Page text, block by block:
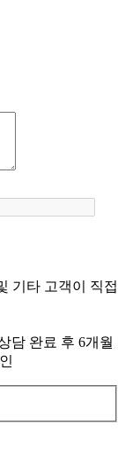
기타 고객이 직접
담 완료 후 6개월